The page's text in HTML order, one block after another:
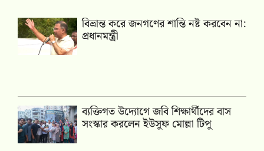
বিভ্রান্ত করে জনগণের শান্তি নষ্ট করবেন না:
প্রধানমন্ত্রী
ব্যক্তিগত উদ্যোগে জবি শিক্ষার্থীদের বাস
সংস্কার করলেন ইউসুফ মোল্লা টিপু